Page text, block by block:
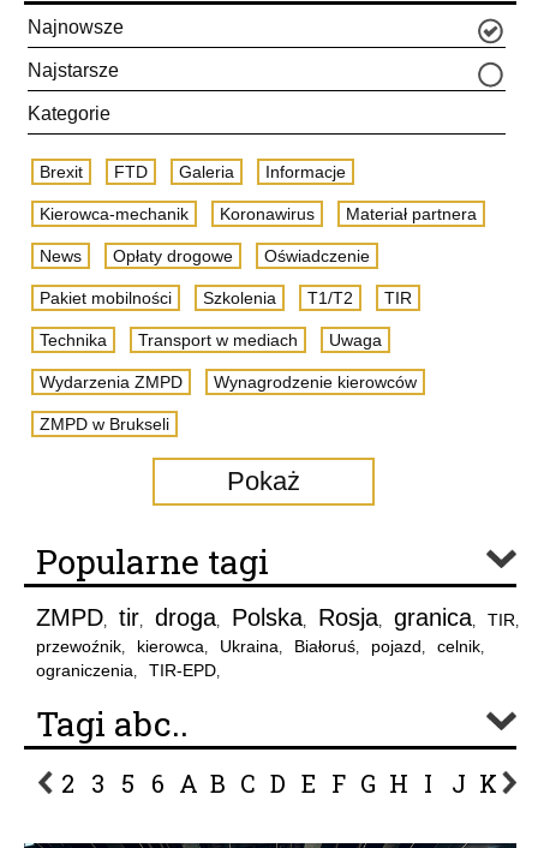
Najnowsze
Najstarsze
Kategorie
Brexit FTD Galeria Informacje
Kierowca-mechanik Koronawirus Materiał partnera
News Opłaty drogowe Oświadczenie
Pakiet mobilności Szkolenia T1/T2 TIR
Technika Transport w mediach Uwaga
Wydarzenia ZMPD Wynagrodzenie kierowców
ZMPD w Brukseli
Pokaż
Popularne tagi
ZMPD, tir, droga, Polska, Rosja, granica, TIR,
przewoźnik, kierowca, Ukraina, Białoruś, pojazd, celnik,
ograniczenia, TIR-EPD,
Tagi abc..
2 3 5 6 A B C D E F G H I J K L